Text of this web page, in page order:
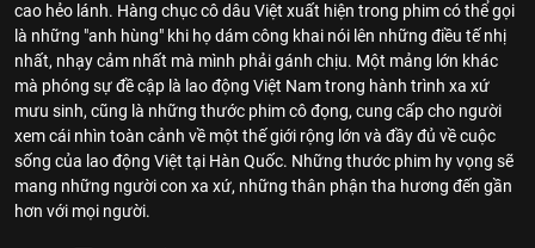
cao hẻo lánh. Hàng chục cô dâu Việt xuất hiện trong phim có thể gọi
là những "anh hùng" khi họ dám công khai nói lên những điều tế nhị
nhất, nhạy cảm nhất mà mình phải gánh chịu. Một mảng lớn khác
mà phóng sự đề cập là lao động Việt Nam trong hành trình xa xứ
mưu sinh, cũng là những thước phim cô đọng, cung cấp cho người
xem cái nhìn toàn cảnh về một thế giới rộng lớn và đầy đủ về cuộc
sống của lao động Việt tại Hàn Quốc. Những thước phim hy vọng sẽ
mang những người con xa xứ, những thân phận tha hương đến gần
hơn với mọi người.